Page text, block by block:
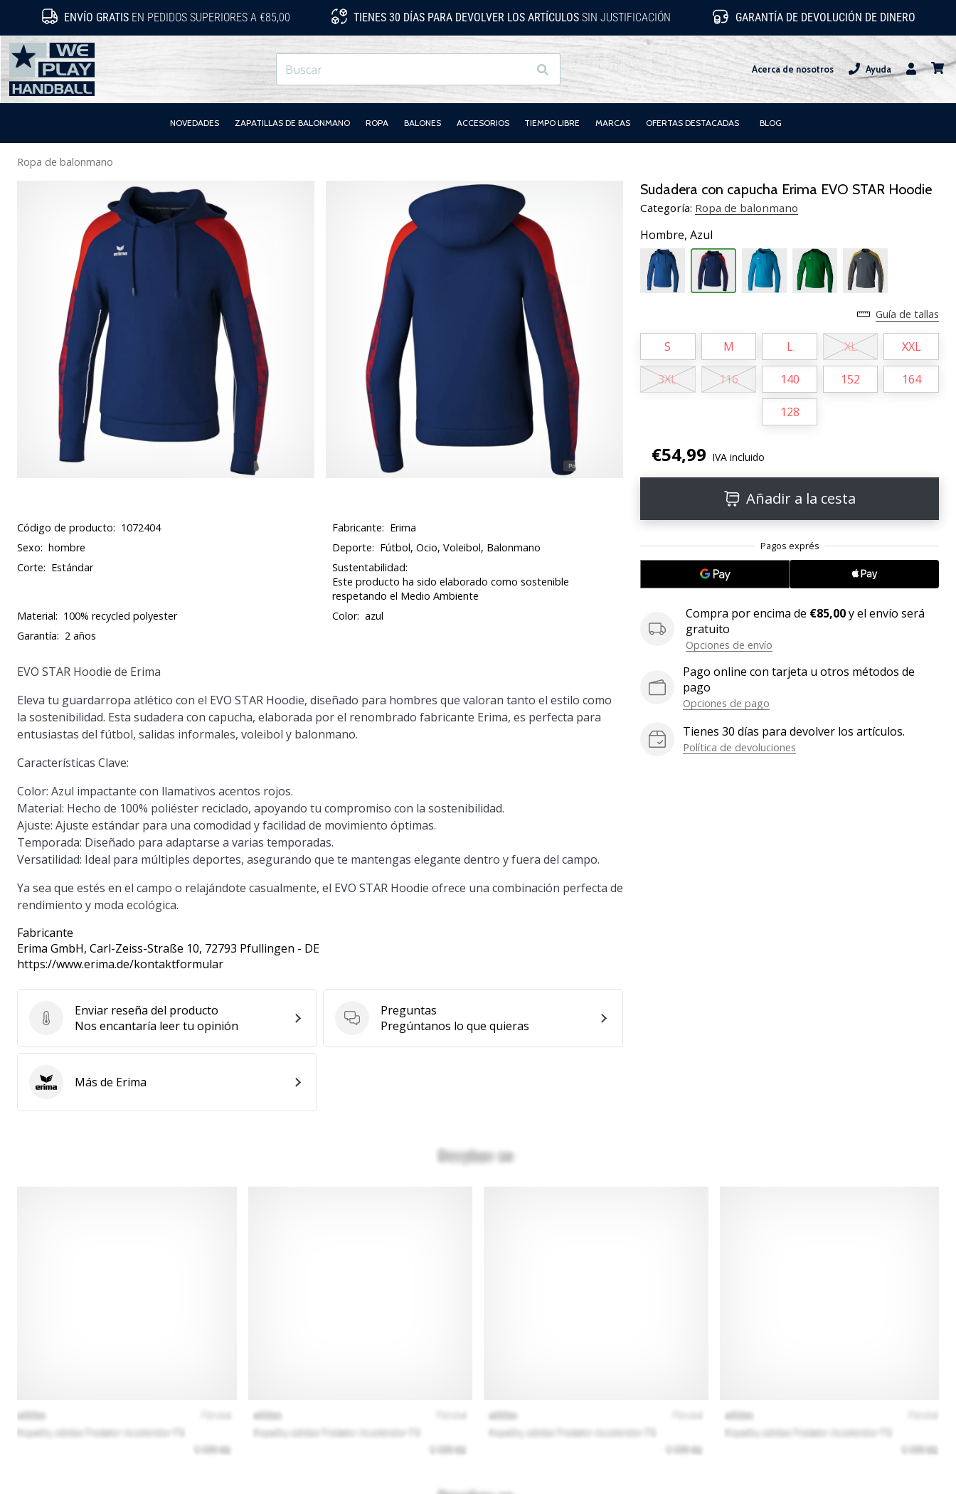
ENVÍO GRATISEN PEDIDOS SUPERIORES A €85,00 TIENES 30 DÍAS PARA DEVOLVER LOS ARTÍCULOS SIN JUSTIFICACIÓN GARANTÍA DE DEVOLUCIÓN DE DINERO
WePlayHandball.es
Buscar Acerca de nosotros
Ayuda
Usuario
NOVEDADES ZAPATILLAS DE BALONMANO ROPA BALONES ACCESORIOS TIEMPO LIBRE MARCAS OFERTAS DESTACADAS BLOG
Ropa de balonmano
Sudadera con capucha Erima EVO STAR Hoodie
Categoría: Ropa de balonmano
Hombre, Azul
Guía de tallas
S M L XL XXL
3XL 116 140 152 164
128
€54,99 IVA incluido
Añadir a la cesta
Compra por encima de €85,00y el envío será
gratuito
Opciones de envío
Pago online con tarjeta u otros métodos de
pago
Opciones de pago
Tienes 30 días para devolver los artículos.
Política de devoluciones
Código de producto: 1072404 Fabricante: Erima
Sexo: hombre Deporte: Fútbol, Ocio, Voleibol, Balonmano
Corte: Estándar
Sustentabilidad:
Este producto ha sido elaborado como sostenible
respetando el Medio Ambiente
Material: 100% recycled polyester Color: azul
Garantía: 2 años
EVO STAR Hoodie de Erima
Eleva tu guardarropa atlético con el EVO STAR Hoodie, diseñado para hombres que valoran tanto el estilo como
la sostenibilidad. Esta sudadera con capucha, elaborada por el renombrado fabricante Erima, es perfecta para
entusiastas del fútbol, salidas informales, voleibol y balonmano.
Características Clave:
Color: Azul impactante con llamativos acentos rojos.
Material: Hecho de 100% poliéster reciclado, apoyando tu compromiso con la sostenibilidad.
Ajuste: Ajuste estándar para una comodidad y facilidad de movimiento óptimas.
Temporada: Diseñado para adaptarse a varias temporadas.
Versatilidad: Ideal para múltiples deportes, asegurando que te mantengas elegante dentro y fuera del campo.
Ya sea que estés en el campo o relajándote casualmente, el EVO STAR Hoodie ofrece una combinación perfecta de
rendimiento y moda ecológica.
Fabricante
Erima GmbH, Carl-Zeiss-Straße 10, 72793 Pfullingen - DE
https://www.erima.de/kontaktformular
Enviar reseña del producto
Enviar reseña del producto
Nos encantaría leer tu opinión
Preguntas
Preguntas
Pregúntanos lo que quieras
ErimaMás de Erima